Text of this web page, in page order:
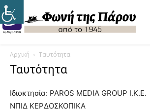
Αρχική Ταυτότητα
Ταυτότητα
Ιδιοκτησία: PAROS MEDIA GROUP Ι.Κ.Ε.
ΝΠΙΔ ΚΕΡΔΟΣΚΟΠΙΚΑ